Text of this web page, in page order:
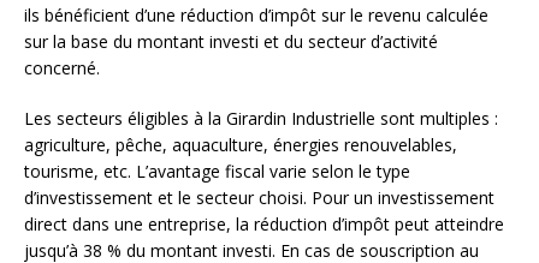
ils bénéficient d’une réduction d’impôt sur le revenu calculée
sur la base du montant investi et du secteur d’activité
concerné.
Les secteurs éligibles à la Girardin Industrielle sont multiples :
agriculture, pêche, aquaculture, énergies renouvelables,
tourisme, etc. L’avantage fiscal varie selon le type
d’investissement et le secteur choisi. Pour un investissement
direct dans une entreprise, la réduction d’impôt peut atteindre
jusqu’à 38 % du montant investi. En cas de souscription au